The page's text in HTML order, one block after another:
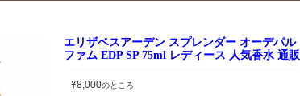
エリザベスアーデン スプレンダー オーデパル
ファム EDP SP 75ml レディース 人気香水 通販
¥8,000のところ